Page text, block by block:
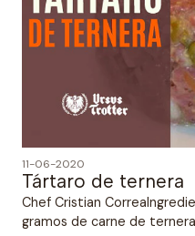
11-06-2020
Tártaro de ternera
Chef Cristian
gramos de carne de